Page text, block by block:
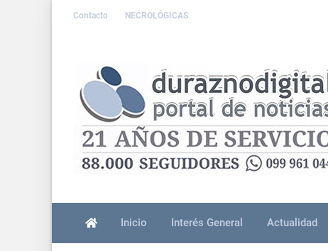
Contacto NECROLÓGICAS
Inicio Interés General Actualidad